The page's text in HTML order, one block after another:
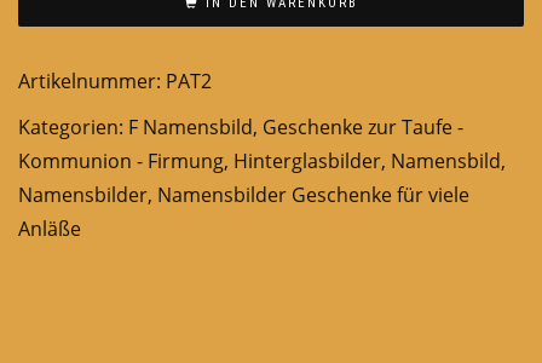
IN DEN WARENKORB
Artikelnummer: PAT2
Kategorien: F Namensbild, Geschenke zur Taufe -
Kommunion - Firmung, Hinterglasbilder, Namensbild,
Namensbilder, Namensbilder Geschenke für viele
Anläße